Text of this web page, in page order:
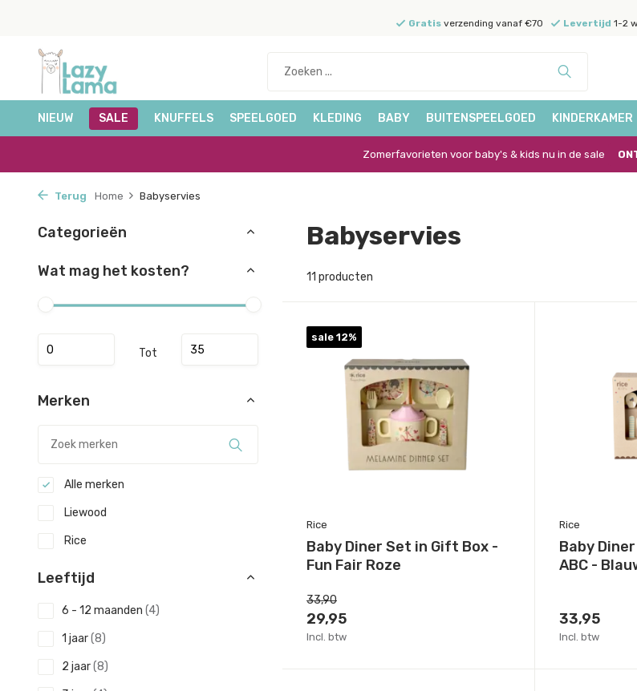
Gratis verzending vanaf €70 Levertijd 1-2
NIEUW SALE KNUFFELS SPEELGOED KLEDING BABY BUITENSPEELGOED KINDERKAMER
Zomerfavorieten voor baby's & kids nu in de sale
Terug Home Babyservies
Categorieën
Wat mag het kosten?
Tot
Merken
Alle merken
Liewood
Rice
Leeftijd
6 - 12 maanden (4)
1 jaar(8)
2 jaar(8)
Babyservies
11 producten
sale 12%
Rice
Baby Diner Set in Gift Box -
Fun Fair Roze
33,90
29,95
Incl. btw
Rice
Baby
ABC -
33,95
Incl. btw